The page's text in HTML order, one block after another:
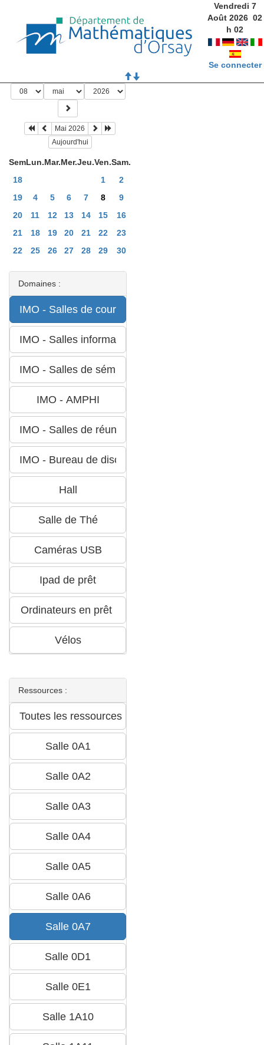
Vendredi 7
Août 2026 02
h02
Se connecter
Mai 2026
Aujourd'hui
SemLun.Mar.Mer.Jeu.Ven.Sam.
18
1
2
19
4 5 6 7 8
9
20
11 12 13 14 15
16
21
18 19 20 21 22
23
22
25 26 27 28 29 30
Domaines :
Ressources :